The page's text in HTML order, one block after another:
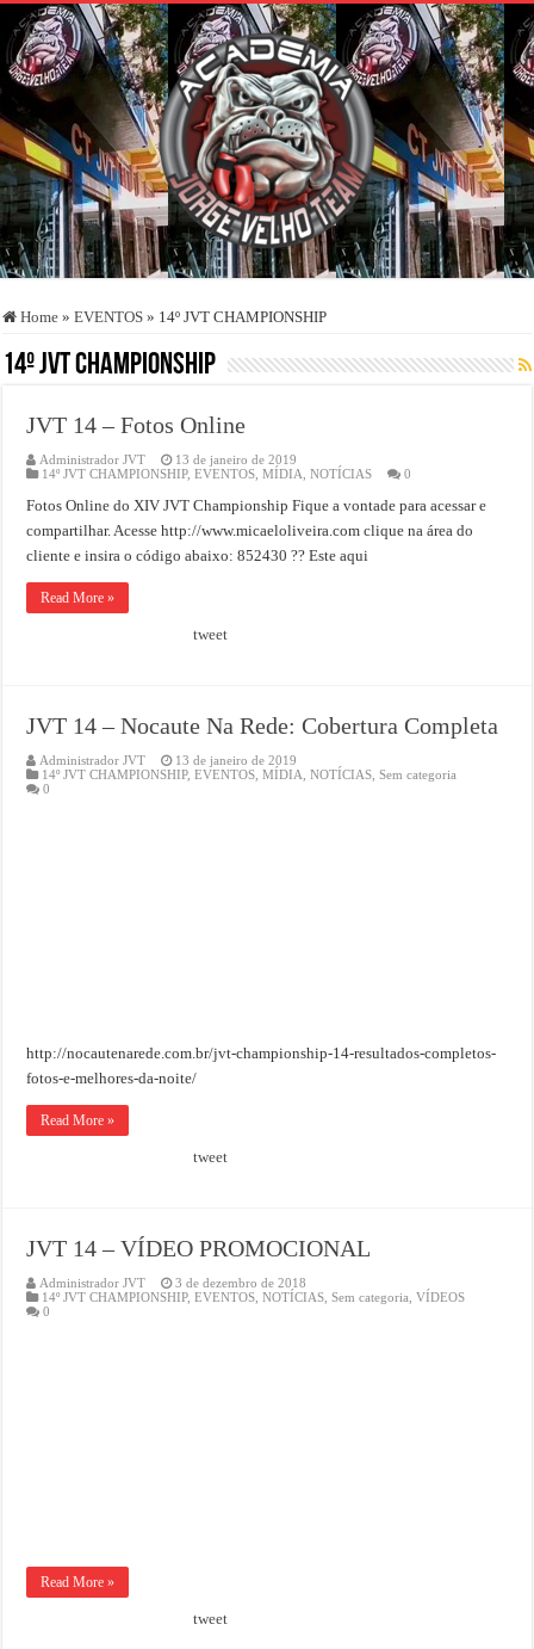
Home » EVENTOS » 14º JVT CHAMPIONSHIP
14º JVT CHAMPIONSHIP
JVT 14 – Fotos Online
Administrador JVT
13 de janeiro de 2019
14º JVT CHAMPIONSHIP,EVENTOS ,MÍDIA ,NOTÍCIAS 0
Fotos Online do XIV JVT Championship Fique a vontade para acessar e
compartilhar. Acesse http://www.micaeloliveira.com clique na área do
cliente e insira o código abaixo: 852430 ?? Este aqui
Read More »
tweet
JVT 14 – Nocaute Na Rede: Cobertura Completa
Administrador JVT
13 de janeiro de 2019
14º JVT CHAMPIONSHIP,EVENTOS ,MÍDIA ,NOTÍCIAS ,Sem categoria
0
http://nocautenarede.com.br/jvt-championship-14-resultados-completos-
fotos-e-melhores-da-noite/
Read More »
tweet
JVT 14 – VÍDEO PROMOCIONAL
Administrador JVT
3 de dezembro de 2018
14º JVT CHAMPIONSHIP,EVENTOS,NOTÍCIAS,Sem categoria,VÍDEOS
0
Read More »
tweet